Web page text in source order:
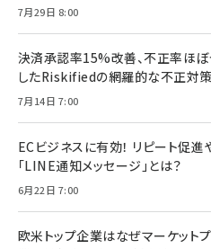
7月29日 8:00
決済承認率15%改善、不正率ほぼ
したRiskifiedの網羅的な不正対
7月14日 7:00
ECビジネスに有効！ リピート促
「LINE通知メッセージ」とは？
6月22日 7:00
欧米トップ企業はなぜマーケット